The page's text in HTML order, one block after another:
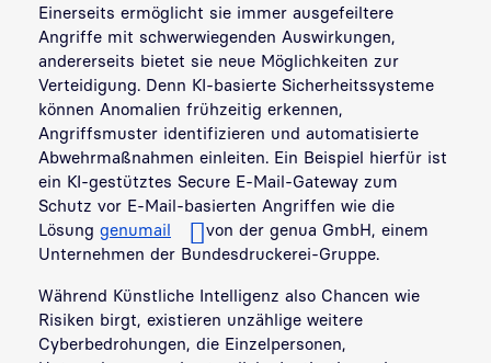
Einerseits ermöglicht sie immer ausgefeiltere
Angriffe mit schwerwiegenden Auswirkungen,
andererseits bietet sie neue Möglichkeiten zur
Verteidigung. Denn KI-basierte Sicherheitssysteme
können Anomalien frühzeitig erkennen,
Angriffsmuster identifizieren und automatisierte
Abwehrmaßnahmen einleiten. Ein Beispiel hierfür ist
ein KI-gestütztes Secure E-Mail-Gateway zum
Schutz vor E-Mail-basierten Angriffen wie die
Lösung genumail
von der genua GmbH, einem
Unternehmen der Bundesdruckerei-Gruppe.
Während Künstliche Intelligenz also Chancen wie
Risiken birgt, existieren unzählige weitere
Cyberbedrohungen, die Einzelpersonen,